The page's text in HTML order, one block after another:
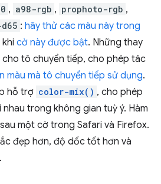
, a98-rgb , prophoto-rgb ,
: hãy thử các màu này trong
cờ này được bật. Những thay
tô chuyển tiếp, cho phép tác
màu mà tô chuyển tiếp sử dụng.
hỗ trợ color-mix() , cho phép
trong không gian tuỳ ý. Hàm
một cờ trong Safari và Firefox.
đẹp hơn, độ dốc tốt hơn và